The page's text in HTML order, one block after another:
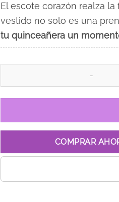
El escote corazón realza
vestido no solo es una
tu quinceañera un
Vestido de 15 años Andrea
COMPRAR